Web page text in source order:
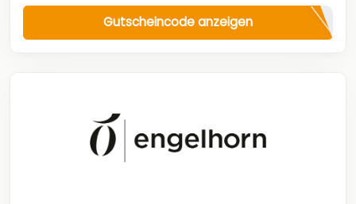
Gutscheincode anzeigen